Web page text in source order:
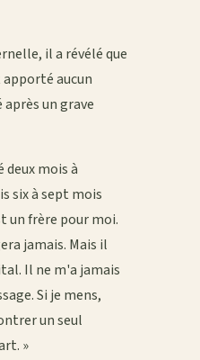
il a révélé que
aucun
un grave
deux mois à
six à sept mois
un frère pour moi.
jamais. Mais il
Il ne m'a jamais
Si je mens,
un seul
»